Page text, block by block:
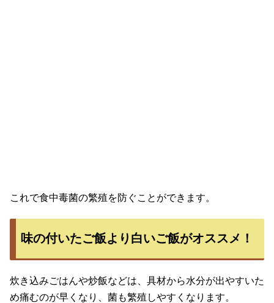
これで食中毒菌の繁殖を防ぐことができます。
味の付いたご飯より白いご飯がオススメ！
炊き込みごはんや炒飯などは、具材から水分が出やすいた
め痛むのが早くなり、菌も繁殖しやすくなります。